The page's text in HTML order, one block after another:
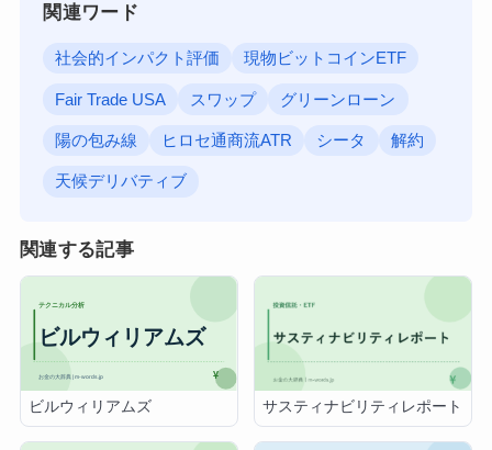
関連ワード
社会的インパクト評価 現物ビットコインETF
Fair Trade USA スワップ グリーンローン
陽の包み線 ヒロセ通商流ATR シータ 解約
天候デリバティブ
関連する記事
ビルウィリアムズ サスティナビリティレポート